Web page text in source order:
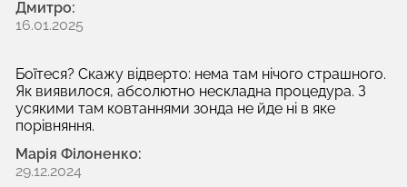
Дмитро:
16.01.2025
Боїтеся? Скажу відверто: нема там нічого страшного.
Як виявилося, абсолютно нескладна процедура. З
усякими там ковтаннями зонда не йде ні в яке
порівняння.
Марія Філоненко:
29.12.2024